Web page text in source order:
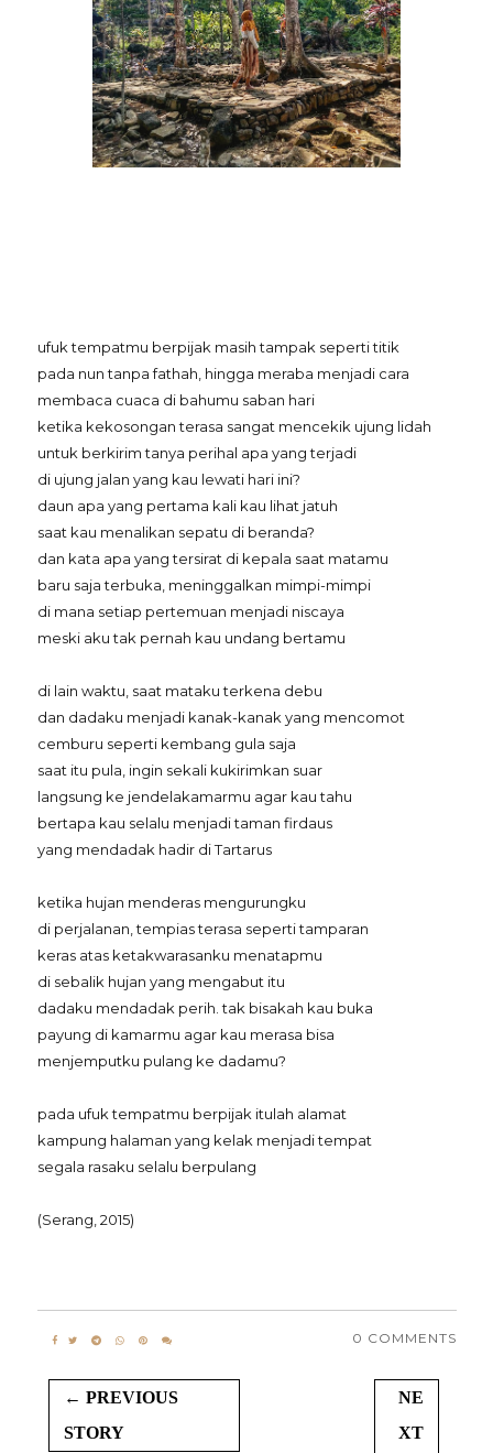
ufuk tempatmu berpijak masih tampak seperti titik
pada nun tanpa fathah, hingga meraba menjadi cara
membaca cuaca di bahumu saban hari
ketika kekosongan terasa sangat mencekik ujung lidah
untuk berkirim tanya perihal apa yang terjadi
di ujung jalan yang kau lewati hari ini?
daun apa yang pertama kali kau lihat jatuh
saat kau menalikan sepatu di beranda?
dan kata apa yang tersirat di kepala saat matamu
baru saja terbuka, meninggalkan mimpi-mimpi
di mana setiap pertemuan menjadi niscaya
meski aku tak pernah kau undang bertamu
di lain waktu, saat mataku terkena debu
dan dadaku menjadi kanak-kanak yang mencomot
cemburu seperti kembang gula saja
saat itu pula, ingin sekali kukirimkan suar
langsung ke jendelakamarmu agar kau tahu
bertapa kau selalu menjadi taman firdaus
yang mendadak hadir di Tartarus
ketika hujan menderas mengurungku
di perjalanan, tempias terasa seperti tamparan
keras atas ketakwarasanku menatapmu
di sebalik hujan yang mengabut itu
dadaku mendadak perih. tak bisakah kau buka
payung di kamarmu agar kau merasa bisa
menjemputku pulang ke dadamu?
pada ufuk tempatmu berpijak itulah alamat
kampung halaman yang kelak menjadi tempat
segala rasaku selalu berpulang
(Serang, 2015)
0 COMMENTS
← PREVIOUS
STORY
NE
XT